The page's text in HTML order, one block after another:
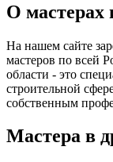
О мастерах
На нашем сайте
мастеров по всей
области - это
строительной
собственным
Мастера в